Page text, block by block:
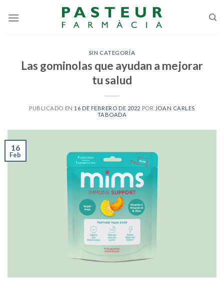
SIN CATEGORÍA
Las gominolas que ayudan a mejorar
tu salud
PUBLICADO EN 16 DE FEBRERO DE 2022 POR JOAN CARLES
TABOADA
16
Feb